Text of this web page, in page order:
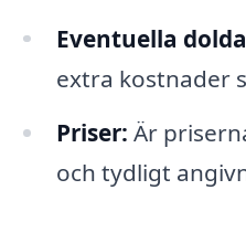
Eventuella
extra kostnader
Priser: Är
och tydligt